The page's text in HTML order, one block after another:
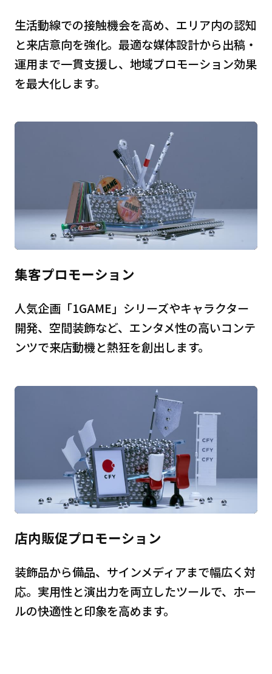
生活動線での接触機会を高め、エリア内の認知
と来店意向を強化。最適な媒体設計から出稿・
運用まで一貫支援し、地域プロモーション効果
を最大化します。
集客プロモーション
人気企画「1GAME」シリーズやキャラクター
開発、空間装飾など、エンタメ性の高いコンテ
ンツで来店動機と熱狂を創出します。
店内販促プロモーション
装飾品から備品、サインメディアまで幅広く対
応。実用性と演出力を両立したツールで、ホー
ルの快適性と印象を高めます。